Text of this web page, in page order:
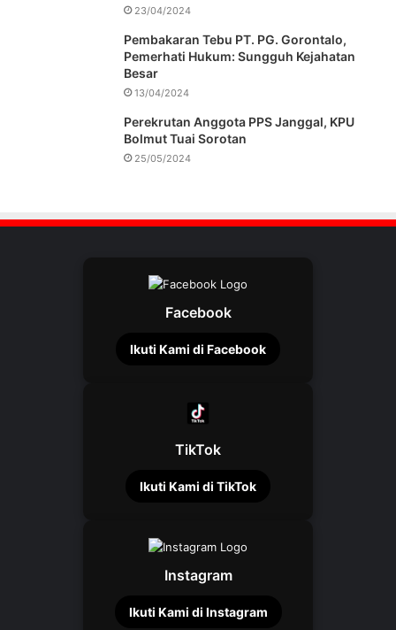
23/04/2024
Pembakaran Tebu PT. PG. Gorontalo,
Pemerhati Hukum: Sungguh Kejahatan
Besar
13/04/2024
Perekrutan Anggota PPS Janggal, KPU
Bolmut Tuai Sorotan
25/05/2024
Facebook
Ikuti Kami di Facebook
TikTok
Ikuti Kami di TikTok
Instagram
Ikuti Kami di Instagram